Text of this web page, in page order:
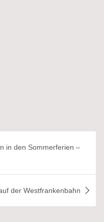
in den Sommerferien –
der Westfrankenbahn